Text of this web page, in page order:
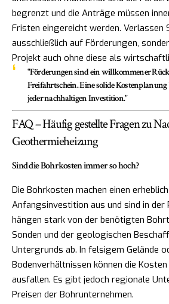
begrenzt und die Anträge müssen
Fristen eingereicht werden. Verlassen
ausschließlich auf Förderungen,
Projekt auch ohne diese als
"Förderungen sind ein willkommener
Freifahrtschein. Eine solide
jeder nachhaltigen Investition."
FAQ – Häufig gestellte Fragen zu
Geothermieheizung
Sind die Bohrkosten immer so hoch?
Die Bohrkosten machen einen
Anfangsinvestition aus und sind in der
hängen stark von der benötigten
Sonden und der geologischen
Untergrunds ab. In felsigem Gelände
Bodenverhältnissen können die
ausfallen. Es gibt jedoch regionale
Preisen der Bohrunternehmen.